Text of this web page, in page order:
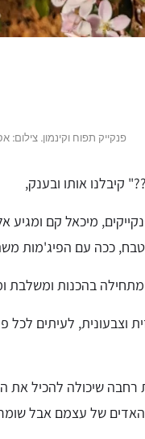
פנקייק תפוח וקינמון. צילום:
קיבלנו אותו ובענק,
מיכאל קם ומגיע
ככה עם הפיג'מות
מתחילה בהכנות
וצבעונית, לעיתים לכל
רחבה שיכולה להכיל
של עצמם אבל